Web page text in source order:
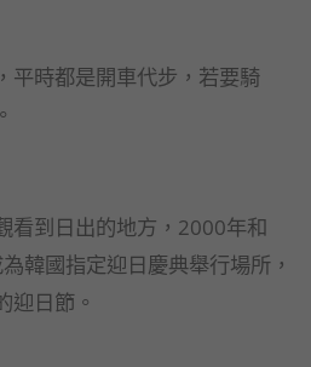
平時都是開車代步，若要騎
看到日出的地方，2000年和
韓國指定迎日慶典舉行場所，
迎日節。